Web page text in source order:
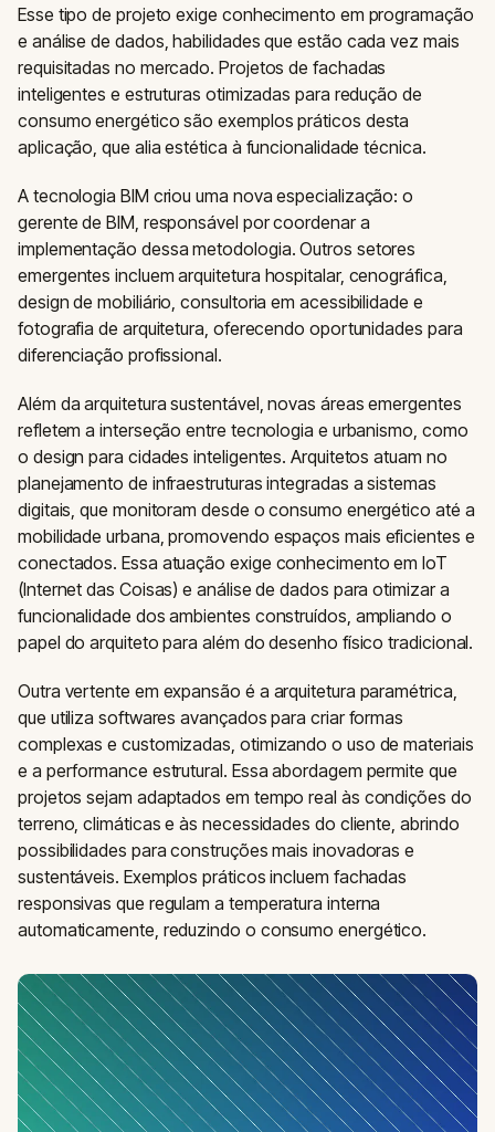
Esse tipo de projeto exige conhecimento em programação
e análise de dados, habilidades que estão cada vez mais
requisitadas no mercado. Projetos de fachadas
inteligentes e estruturas otimizadas para redução de
consumo energético são exemplos práticos desta
aplicação, que alia estética à funcionalidade técnica.
A tecnologia BIM criou uma nova especialização: o
gerente de BIM, responsável por coordenar a
implementação dessa metodologia. Outros setores
emergentes incluem arquitetura hospitalar, cenográfica,
design de mobiliário, consultoria em acessibilidade e
fotografia de arquitetura, oferecendo oportunidades para
diferenciação profissional.
Além da arquitetura sustentável, novas áreas emergentes
refletem a interseção entre tecnologia e urbanismo, como
o design para cidades inteligentes. Arquitetos atuam no
planejamento de infraestruturas integradas a sistemas
digitais, que monitoram desde o consumo energético até a
mobilidade urbana, promovendo espaços mais eficientes e
conectados. Essa atuação exige conhecimento em IoT
(Internet das Coisas) e análise de dados para otimizar a
funcionalidade dos ambientes construídos, ampliando o
papel do arquiteto para além do desenho físico tradicional.
Outra vertente em expansão é a arquitetura paramétrica,
que utiliza softwares avançados para criar formas
complexas e customizadas, otimizando o uso de materiais
e a performance estrutural. Essa abordagem permite que
projetos sejam adaptados em tempo real às condições do
terreno, climáticas e às necessidades do cliente, abrindo
possibilidades para construções mais inovadoras e
sustentáveis. Exemplos práticos incluem fachadas
responsivas que regulam a temperatura interna
automaticamente, reduzindo o consumo energético.